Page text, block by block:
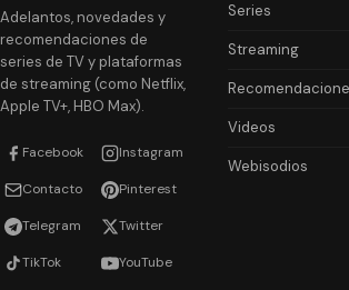
Adelantos, novedades y
recomendaciones de
series de TV y plataformas
de streaming (como Netflix,
Apple TV+, HBO Max).
Facebook Instagram
Contacto Pinterest
Telegram Twitter
TikTok YouTube
Series
Streaming
Videos
Webisodios